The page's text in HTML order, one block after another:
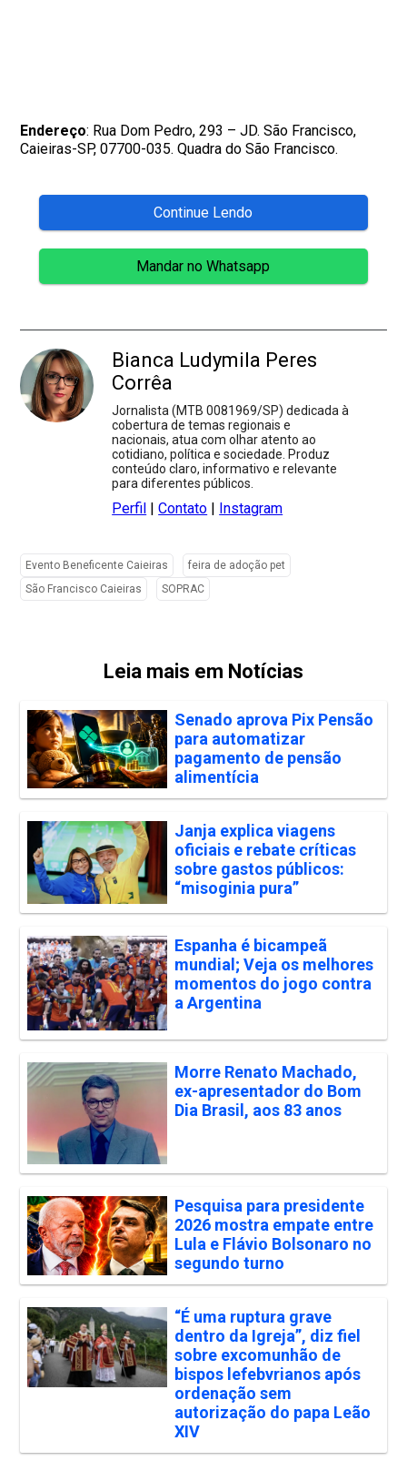
Endereço: Rua Dom Pedro, 293 – JD. São Francisco,
Caieiras-SP, 07700-035. Quadra do São Francisco.
Continue Lendo
Mandar no Whatsapp
Bianca Ludymila Peres
Corrêa
Jornalista (MTB 0081969/SP) dedicada à
cobertura de temas regionais e
nacionais, atua com olhar atento ao
cotidiano, política e sociedade. Produz
conteúdo claro, informativo e relevante
para diferentes públicos.
Perfil |Contato Instagram
Evento Beneficente Caieiras
feira de adoção pet
São Francisco Caieiras
SOPRAC
Leia mais em Notícias
Senado aprova Pix Pensão
para automatizar
pagamento de pensão
alimentícia
Janja explica viagens
oficiais e rebate críticas
sobre gastos públicos:
“misoginia pura”
Espanha é bicampeã
mundial; Veja os melhores
momentos do jogo contra
a Argentina
Morre Renato Machado,
ex-apresentador do Bom
Dia Brasil, aos 83 anos
Pesquisa para presidente
2026 mostra empate entre
Lula e Flávio Bolsonaro no
segundo turno
“É uma ruptura grave
dentro da Igreja”, diz fiel
sobre excomunhão de
bispos lefebvrianos após
ordenação sem
autorização do papa Leão
XIV